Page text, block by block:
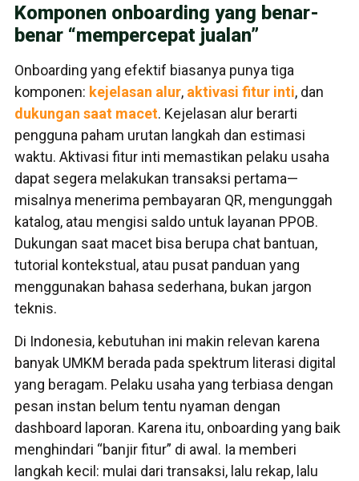
Komponen onboarding yang benar-
benar “mempercepat jualan”
Onboarding yang efektif biasanya punya tiga
komponen: kejelasan alur, aktivasi fitur inti, dan
dukungan saat macet. Kejelasan alur berarti
pengguna paham urutan langkah dan estimasi
waktu. Aktivasi fitur inti memastikan pelaku usaha
dapat segera melakukan transaksi pertama—
misalnya menerima pembayaran QR, mengunggah
katalog, atau mengisi saldo untuk layanan PPOB.
Dukungan saat macet bisa berupa chat bantuan,
tutorial kontekstual, atau pusat panduan yang
menggunakan bahasa sederhana, bukan jargon
teknis.
Di Indonesia, kebutuhan ini makin relevan karena
banyak UMKM berada pada spektrum literasi digital
yang beragam. Pelaku usaha yang terbiasa dengan
pesan instan belum tentu nyaman dengan
dashboard laporan. Karena itu, onboarding yang baik
menghindari “banjir fitur” di awal. Ia memberi
langkah kecil: mulai dari transaksi, lalu rekap, lalu